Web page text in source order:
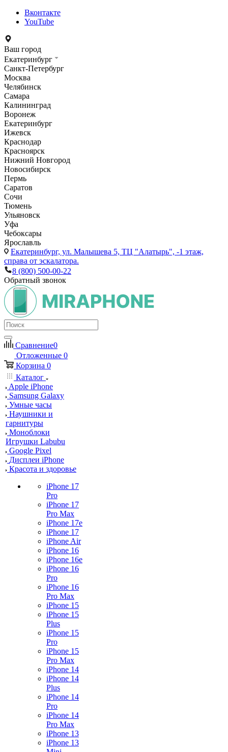
Вконтакте
YouTube
Ваш город
Екатеринбург
Санкт-Петербург
Москва
Челябинск
Самара
Калининград
Воронеж
Екатеринбург
Ижевск
Краснодар
Красноярск
Нижний Новгород
Новосибирск
Пермь
Саратов
Сочи
Тюмень
Ульяновск
Уфа
Чебоксары
Ярославль
Екатеринбург, ул. Малышева 5, ТЦ "Алатырь", -1 этаж,
справа от эскалатора.
8 (800) 500-00-22
Обратный звонок
Сравнение0
Отложенные 0
Корзина 0
Каталог
Apple iPhone
Samsung Galaxy
Умные часы
Наушники и
гарнитуры
Моноблоки
Игрушки Labubu
Google Pixel
Дисплеи iPhone
Красота и здоровье
iPhone 17
Pro
iPhone 17
Pro Max
iPhone 17e
iPhone 17
iPhone Air
iPhone 16
iPhone 16e
iPhone 16
Pro
iPhone 16
Pro Max
iPhone 15
iPhone 15
Plus
iPhone 15
Pro
iPhone 15
Pro Max
iPhone 14
iPhone 14
Plus
iPhone 14
Pro
iPhone 14
Pro Max
iPhone 13
iPhone 13